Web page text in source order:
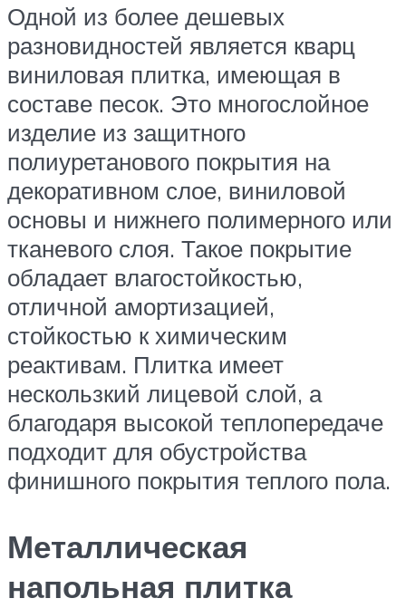
Одной из более дешевых
разновидностей является кварц
виниловая плитка, имеющая в
составе песок. Это многослойное
изделие из защитного
полиуретанового покрытия на
декоративном слое, виниловой
основы и нижнего полимерного или
тканевого слоя. Такое покрытие
обладает влагостойкостью,
отличной амортизацией,
стойкостью к химическим
реактивам. Плитка имеет
нескользкий лицевой слой, а
благодаря высокой теплопередаче
подходит для обустройства
финишного покрытия теплого пола.
Металлическая
напольная плитка